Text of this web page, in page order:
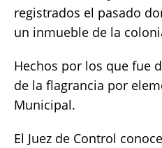
registrados el pasado
un inmueble de la
Hechos por los que fue
de la flagrancia por
Municipal.
El Juez de Control